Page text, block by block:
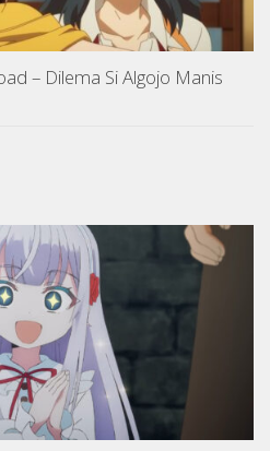
– Dilema Si Algojo Manis